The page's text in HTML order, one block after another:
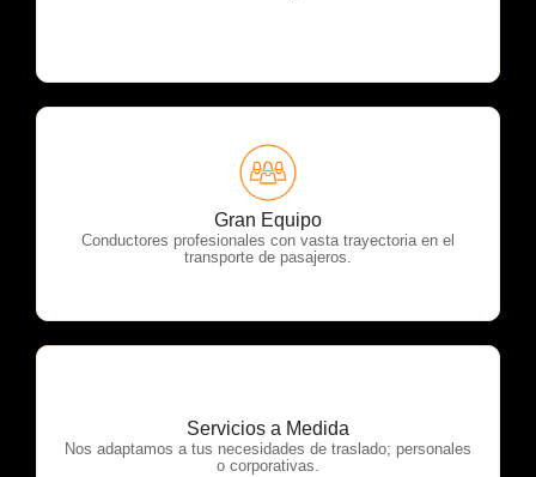
Gran Equipo
Conductores profesionales con vasta trayectoria en el
transporte de pasajeros.
OTP Servicios
Servicios a Medida
Nos adaptamos a tus necesidades de traslado; personales
o corporativas.
OTP Servicios